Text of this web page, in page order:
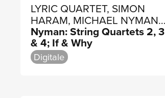
LYRIC QUARTET, SIMON
HARAM, MICHAEL NYMAN
BAND
Nyman: String Quartets 2, 3
& 4; If & Why
Digitale